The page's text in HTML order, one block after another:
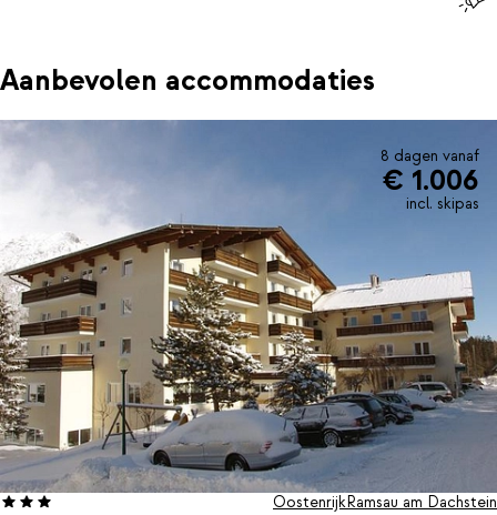
Aanbevolen accommodaties
8 dagen vanaf
€ 1.006
incl. skipas
OostenrijkRamsau am Dachstein